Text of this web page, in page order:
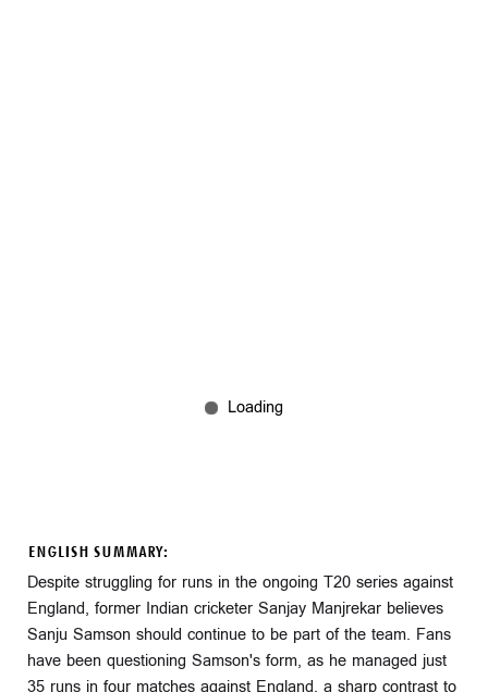
ENGLISH SUMMARY:
Despite struggling for runs in the ongoing T20 series against
England, former Indian cricketer Sanjay Manjrekar believes
Sanju Samson should continue to be part of the team. Fans
have been questioning Samson's form, as he managed just
35 runs in four matches against England, a sharp contrast to